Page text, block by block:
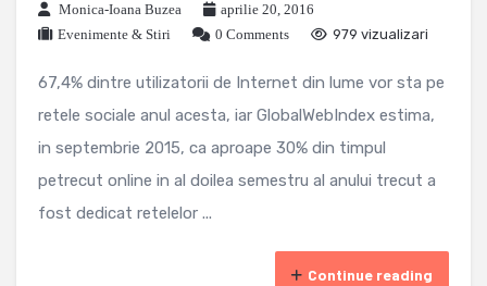
Monica-Ioana Buzea
aprilie 20, 2016
Evenimente & Stiri
0 Comments 979 vizualizari
67,4% dintre utilizatorii de Internet din lume vor sta pe
retele sociale anul acesta, iar GlobalWebIndex estima,
in septembrie 2015, ca aproape 30% din timpul
petrecut online in al doilea semestru al anului trecut a
fost dedicat retelelor ...
Continue reading